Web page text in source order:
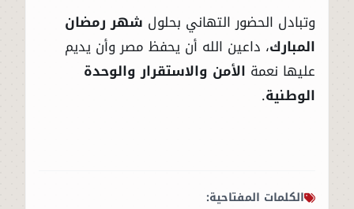
وتبادل الحضور التهاني بحلول شهر رمضان
المبارك، داعين الله أن يحفظ مصر وأن يديم
عليها نعمة الأمن والاستقرار والوحدة
الوطنية.
الكلمات المفتاحية: